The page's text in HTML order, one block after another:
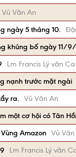
Vũ Văn An
ngày 5 tháng 10.
khủng bố ngày 11/
Lm Francis Lý văn Ca
nạnh trước mặt ngài
ra.
Vũ Văn An
một cơ hội có Tân
Amazon Vũ Văn
Lm Francis Lý văn